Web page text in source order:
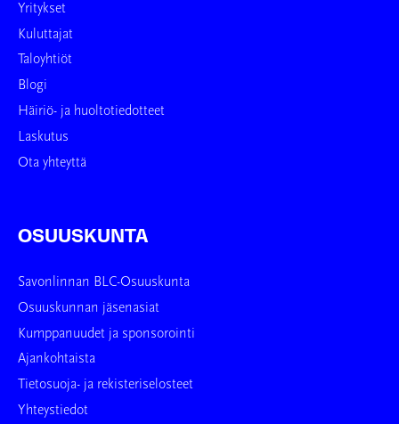
Yritykset
Kuluttajat
Taloyhtiöt
Blogi
Häiriö- ja huoltotiedotteet
Laskutus
Ota yhteyttä
OSUUSKUNTA
Savonlinnan BLC-Osuuskunta
Osuuskunnan jäsenasiat
Kumppanuudet ja sponsorointi
Ajankohtaista
Tietosuoja- ja rekisteriselosteet
Yhteystiedot